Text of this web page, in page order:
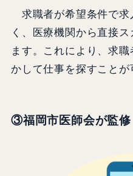
求職者が希望条件で求
く、医療機関から直接
ます。これにより、求
かして仕事を探すことが
③福岡市医師会が監修